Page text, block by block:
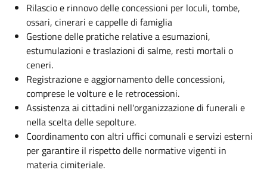
Rilascio e rinnovo delle concessioni per loculi, tombe,
ossari, cinerari e cappelle di famiglia
Gestione delle pratiche relative a esumazioni,
estumulazioni e traslazioni di salme, resti mortali o
ceneri.
Registrazione e aggiornamento delle concessioni,
comprese le volture e le retrocessioni.
Assistenza ai cittadini nell'organizzazione di funerali e
nella scelta delle sepolture.
Coordinamento con altri uffici comunali e servizi esterni
per garantire il rispetto delle normative vigenti in
materia cimiteriale.